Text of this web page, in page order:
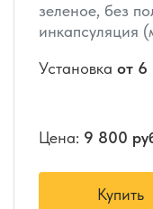
зеленое, без
инкапсуляция
Установка от 6
Цена: 9 800
Купить